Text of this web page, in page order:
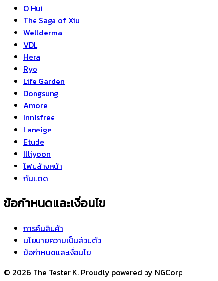
O Hui
The Saga of Xiu
Wellderma
VDL
Hera
Ryo
Life Garden
Dongsung
Amore
Innisfree
Laneige
Etude
Illiyoon
โฟมล้างหน้า
กันแดด
ข้อกำหนดและเงื่อนไข
การคืนสินค้า
นโยบายความเป็นส่วนตัว
ข้อกำหนดและเงื่อนไข
© 2026 The Tester K. Proudly powered by NGCorp